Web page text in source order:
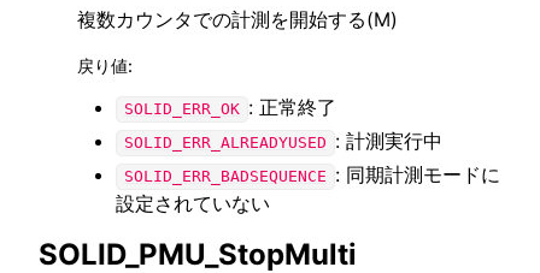
複数カウンタでの計測を開始する(M)
戻り値:
SOLID_ERR_OK : 正常終了
SOLID_ERR_ALREADYUSED : 計測実行中
SOLID_ERR_BADSEQUENCE : 同期計測モードに
設定されていない
SOLID_PMU_StopMulti